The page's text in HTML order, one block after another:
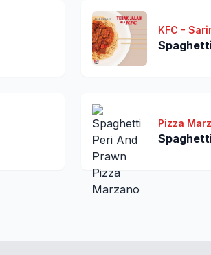
KFC -
Pizza